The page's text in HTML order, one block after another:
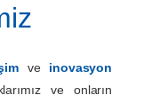
ve inovasyon
ve onların